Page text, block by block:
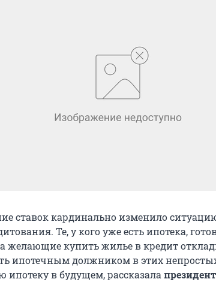
ставок кардинально изменило
Те, у кого уже есть ипотека,
а желающие купить жилье в кредит
ипотечным должником в этих
ипотеку в будущем, рассказала